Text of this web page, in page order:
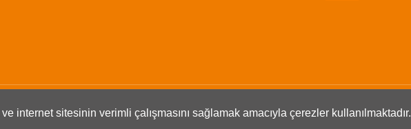
internet sitesinin verimli çalışmasını sağlamak amacıyla çerezler kullanılmaktadır.
çoğaltılması ve dağıtılması halinde yasal haklarımız işletilecektir.